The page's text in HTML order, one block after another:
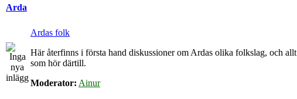
Arda
Ardas folk
Här återfinns i första hand diskussioner om Ardas olika folkslag, och allt
som hör därtill.
Moderator: Ainur